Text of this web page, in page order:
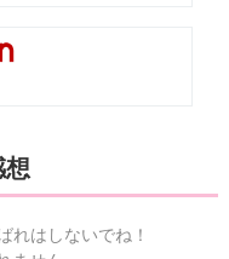
はしないでね！